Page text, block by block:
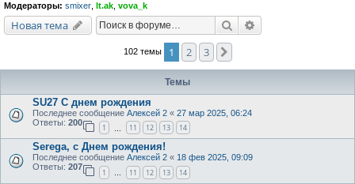
Модераторы: smixer lt.ak vova_k
Новая тема Поиск
102 темы 1 2 3
Темы
SU27 С днем рождения
Последнее сообщение Алексей 2 « 27 мар 2025, 06:24
Ответы: 200
1 11 12 13 14
Serega, с Днем рождения!
Последнее сообщение Алексей 2 « 18 фев 2025, 09:09
Ответы: 207
1 … 11 12 13 14